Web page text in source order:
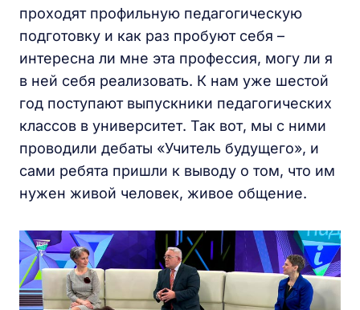
проходят профильную педагогическую
подготовку и как раз пробуют себя –
интересна ли мне эта профессия, могу ли я
в ней себя реализовать. К нам уже шестой
год поступают выпускники педагогических
классов в университет. Так вот, мы с ними
проводили дебаты «Учитель будущего», и
сами ребята пришли к выводу о том, что им
нужен живой человек, живое общение.